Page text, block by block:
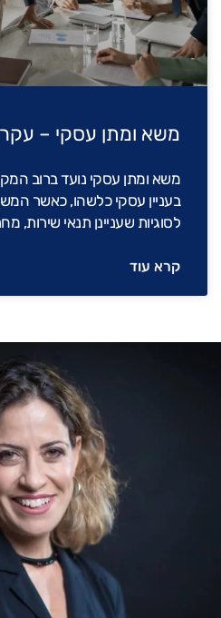
משא ומתן עסקי –
משא ומתן עסקי נועד ברוב
בעניין עסקי כלשהו, כאשר
לסוגיות שעניינן תנאי שירות,
קרא עוד